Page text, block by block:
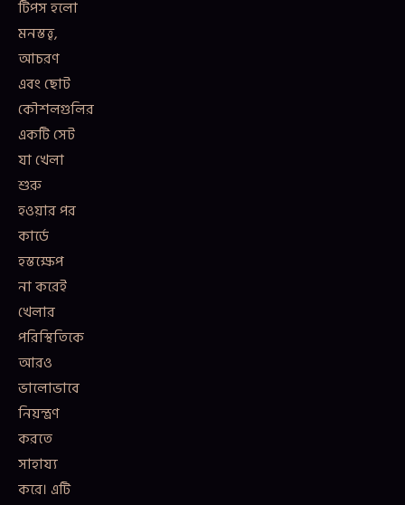
টিপস হলো
মনস্তত্ত্ব,
আচরণ
এবং ছোট
কৌশলগুলির
একটি সেট
যা খেলা
শুরু
হওয়ার পর
কার্ডে
হস্তক্ষেপ
না করেই
খেলার
পরিস্থিতিকে
আরও
ভালোভাবে
নিয়ন্ত্রণ
করতে
সাহায্য
করে। এটি